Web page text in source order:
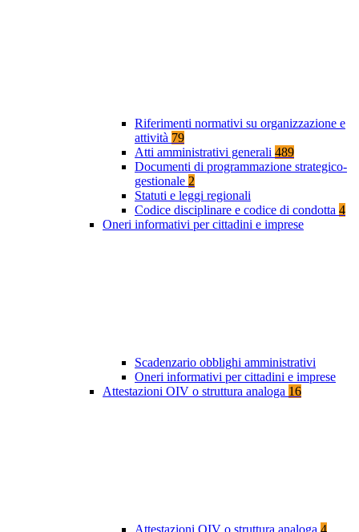
Riferimenti normativi su organizzazione e
attività 79
Atti amministrativi generali 489
Documenti di programmazione strategico-
gestionale 2
Statuti e leggi regionali
Codice disciplinare e codice di condotta 4
Oneri informativi per cittadini e imprese
Scadenzario obblighi amministrativi
Oneri informativi per cittadini e imprese
Attestazioni OIV o struttura analoga 16